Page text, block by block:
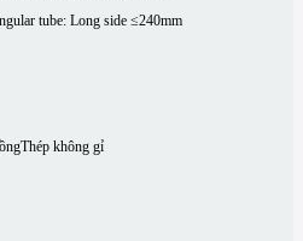
tube: Long side ≤240mm
Thép không gỉ